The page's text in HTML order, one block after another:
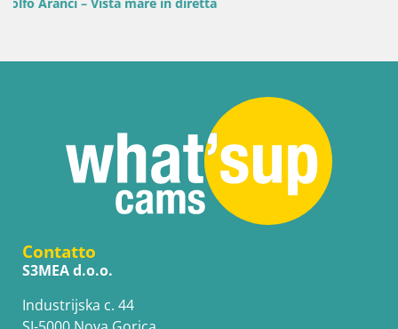
Contatto
S3MEA d.o.o.
Industrijska c. 44